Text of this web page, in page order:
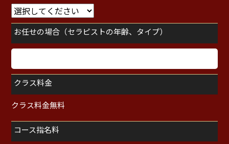
お任せの場合（セラピストの年齢、タイプ）
クラス料金
クラス料金無料
コース指名料